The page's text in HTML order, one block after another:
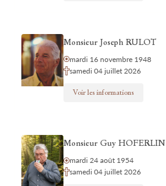
Monsieur Joseph RULOT
mardi 16 novembre 1948
samedi 04 juillet 2026
Voir les informations
Monsieur Guy HOFERLIN
mardi 24 août 1954
samedi 04 juillet 2026